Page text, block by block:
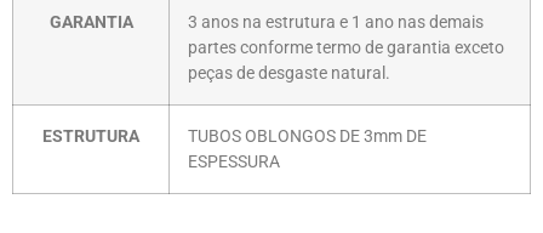
GARANTIA
3 anos na estrutura e 1 ano nas demais
partes conforme termo de garantia exceto
peças de desgaste natural.
ESTRUTURA
TUBOS OBLONGOS DE 3mm DE
ESPESSURA